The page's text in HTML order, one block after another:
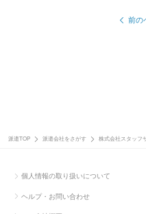
前の
派遣TOP 派遣会社をさがす 株式会社スタッフ
個人情報の取り扱いについて
ヘルプ・お問い合わせ